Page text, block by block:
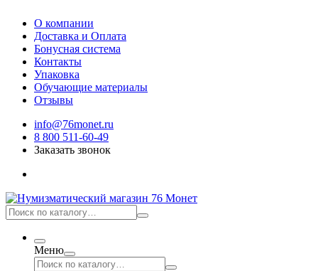
О компании
Доставка и Оплата
Бонусная система
Контакты
Упаковка
Обучающие материалы
Отзывы
info@76monet.ru
8 800 511-60-49
Заказать звонок
Меню